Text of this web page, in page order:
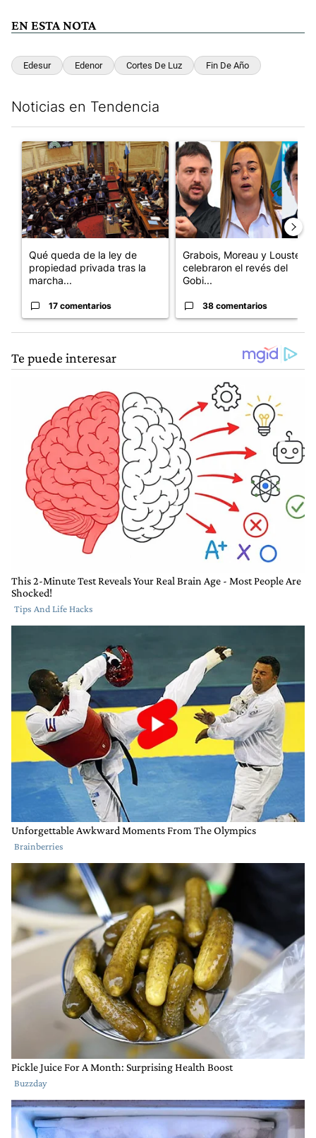
EN ESTA NOTA
Edesur Edenor Cortes De Luz Fin De Año
Noticias en Tendencia
Un artículo de tendencia con el título "Qué queda de la ley de
Qué queda de la ley de
propiedad privada tras la
marcha...
17 comentarios
Un artículo de tendencia con
Grabois, Moreau y Lousteau
celebraron el revés del
Gobi...
38 comentarios